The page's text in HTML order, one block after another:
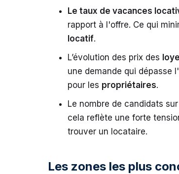
Le taux de vacances
rapport à l'offre. Ce qui
locatif.
L’évolution des prix des
une demande qui dépasse
pour les propriétaires.
Le nombre de candidats
cela reflète une forte
trouver un locataire.
Les zones les plus